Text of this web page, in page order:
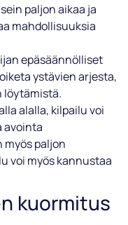
paljon aikaa ja
mahdollisuuksia
epäsäännölliset
ystävien arjesta,
löytämistä.
alalla, kilpailu voi
avointa
myös paljon
voi myös kannustaa
kuormitus